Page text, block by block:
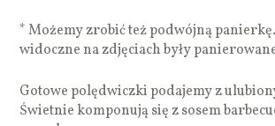
* Możemy zrobić też podwójną
widoczne na zdjęciach były
Gotowe polędwiczki podajemy z
Świetnie komponują się z sosem